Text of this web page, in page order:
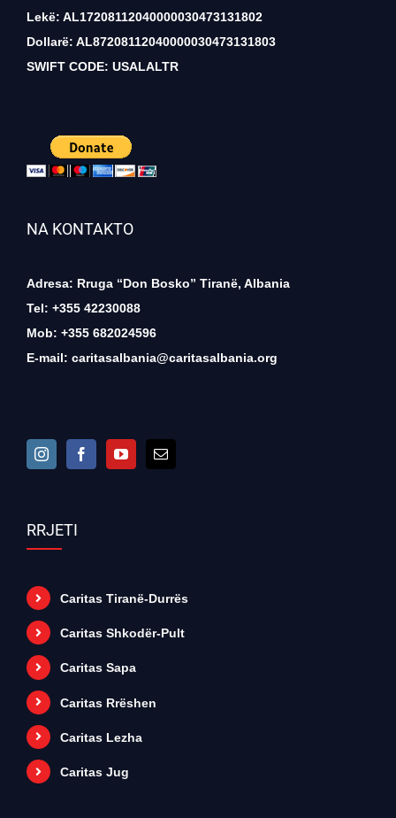
Lekë: AL17208112040000030473131802
Dollarë: AL87208112040000030473131803
SWIFT CODE: USALALTR
NA KONTAKTO
Adresa: Rruga “Don Bosko” Tiranë, Albania
Tel: +355 42230088
Mob: +355 682024596
E-mail: caritasalbania@caritasalbania.org
RRJETI
Caritas Tiranë-Durrës
Caritas Shkodër-Pult
Caritas Sapa
Caritas Rrëshen
Caritas Lezha
Caritas Jug